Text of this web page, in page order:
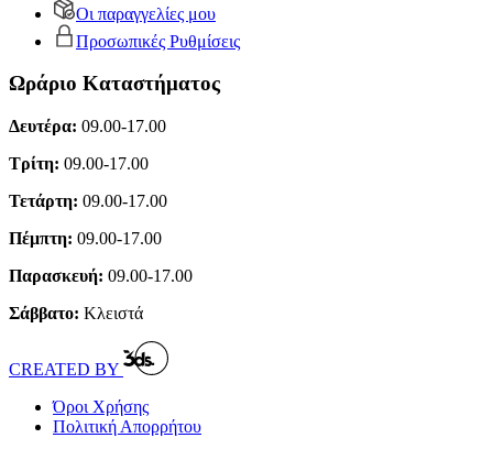
Οι παραγγελίες μου
Προσωπικές Ρυθμίσεις
Ωράριο Καταστήματος
Δευτέρα: 09.00-17.00
Τρίτη: 09.00-17.00
Τετάρτη: 09.00-17.00
Πέμπτη: 09.00-17.00
Παρασκευή: 09.00-17.00
Σάββατο: Κλειστά
CREATED BY
Όροι Χρήσης
Πολιτική Απορρήτου